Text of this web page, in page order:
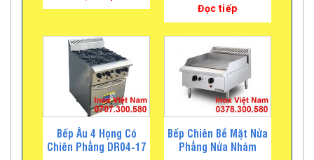
Đọc tiếp
Bếp Âu 4 Họng Có
Chiên Phẳng DR04-17
Bếp Chiên Bề Mặt Nửa
Phẳng Nửa Nhám